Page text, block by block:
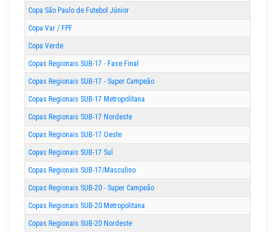
Copa São Paulo de Futebol Júnior
Copa Var / FPF
Copa Verde
Copas Regionais SUB-17 - Fase Final
Copas Regionais SUB-17 - Super Campeão
Copas Regionais SUB-17 Metropolitana
Copas Regionais SUB-17 Nordeste
Copas Regionais SUB-17 Oeste
Copas Regionais SUB-17 Sul
Copas Regionais SUB-17/Masculino
Copas Regionais SUB-20 - Super Campeão
Copas Regionais SUB-20 Metropolitana
Copas Regionais SUB-20 Nordeste